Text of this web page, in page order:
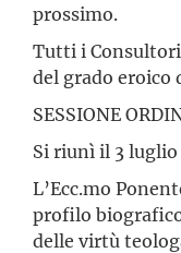
prossimo.
Tutti i
del grado eroico
SESSIONE
Si riunì il 3 luglio
L’Ecc.mo
profilo
delle virtù